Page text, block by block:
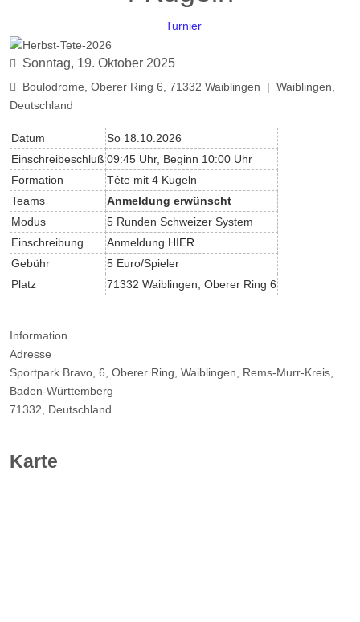
Turnier
Sonntag, 19. Oktober 2025
Boulodrome, Oberer Ring 6, 71332 Waiblingen | Waiblingen,
Deutschland
Datum
So 18.10.2026
Einschreibeschluß 09:45 Uhr, Beginn 10:00 Uhr
Formation
Tête mit 4 Kugeln
Teams
Anmeldung erwünscht
Modus
5 Runden Schweizer System
Einschreibung
Anmeldung HIER
Gebühr
5 Euro/Spieler
Platz
71332 Waiblingen, Oberer Ring 6
Information
Adresse
Sportpark Bravo, 6, Oberer Ring, Waiblingen, Rems-Murr-Kreis,
Baden-Württemberg
71332, Deutschland
Karte